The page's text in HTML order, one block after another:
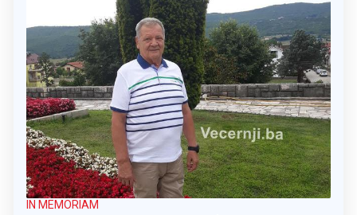
IN MEMORIAM